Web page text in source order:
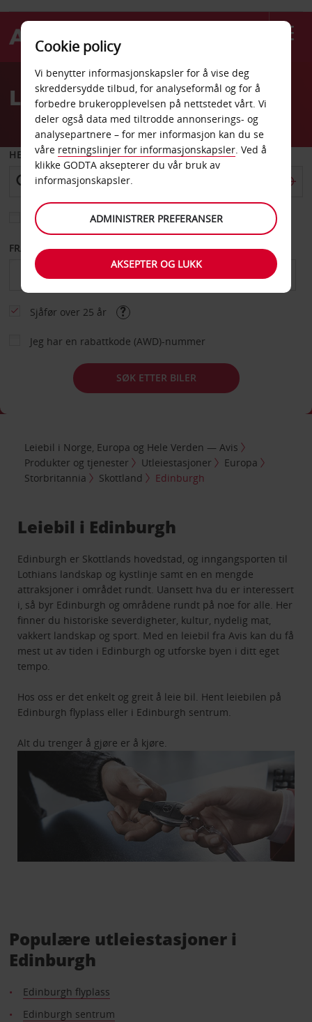
Welcome
AvisLeiebil i Edinburgh
HENT FRA
Velg et annet leveringssted
FRA DATO TIL DATO
Sjåfør over 25 år
Jeg har en rabattkode (AWD)-nummer
SØK ETTER BILER
Leiebil i Norge, Europa og Hele Verden — Avis
Produkter og tjenester
Utleiestasjoner
Europa
Storbritannia
Skottland Edinburgh
Leiebil i Edinburgh
Edinburgh er Skottlands hovedstad, og inngangsporten til
Lothians landskap og kystlinje samt en en mengde
attraksjoner i området rundt. Uansett hva du er interessert
i, så byr Edinburgh og områdene rundt på noe for alle. Her
finner du historiske severdigheter, kultur, nydelig mat,
vakkert landskap og sport. Med en leiebil fra Avis kan du få
mest ut av tiden i Edinburgh og utforske byen i ditt eget
tempo.
Hos oss er det enkelt og greit å leie bil. Hent leiebilen på
Edinburgh flyplass eller i Edinburgh sentrum.
Alt du trenger å gjøre er å kjøre.
Populære utleiestasjoner i
Edinburgh
Edinburgh flyplass
Edinburgh sentrum
Cookie policy
Vi benytter informasjonskapsler for å vise deg
skreddersydde tilbud, for analyseformål og for å
forbedre brukeropplevelsen på nettstedet vårt. Vi
deler også data med tiltrodde annonserings- og
analysepartnere – for mer informasjon kan du se
våre retningslinjer for informasjonskapsler. Ved å
klikke GODTA aksepterer du vår bruk av
informasjonskapsler.
ADMINISTRER PREFERANSER
AKSEPTER OG LUKK